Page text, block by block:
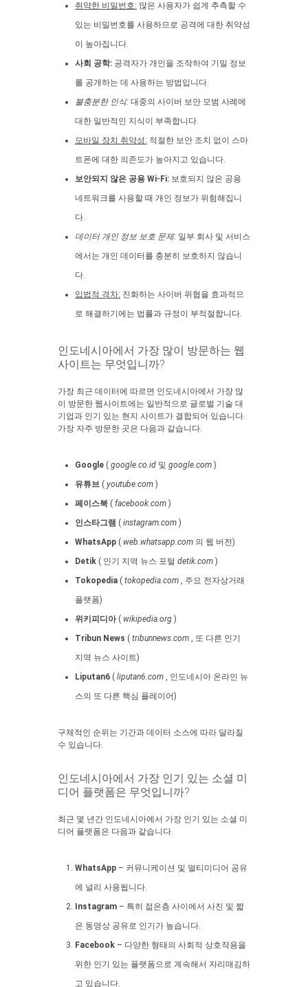
취약한 비밀번호: 많은 사용자가 쉽게 추측할 수
있는 비밀번호를 사용하므로 공격에 대한 취약성
이 높아집니다.
사회 공학: 공격자가 개인을 조작하여 기밀 정보
를 공개하는 데 사용하는 방법입니다.
불충분한 인식: 대중의 사이버 보안 모범 사례에
대한 일반적인 지식이 부족합니다.
모바일 장치 취약성: 적절한 보안 조치 없이 스마
트폰에 대한 의존도가 높아지고 있습니다.
보안되지 않은 공용 Wi-Fi: 보호되지 않은 공용
네트워크를 사용할 때 개인 정보가 위험해집니
다.
데이터 개인 정보 보호 문제: 일부 회사 및 서비스
에서는 개인 데이터를 충분히 보호하지 않습니
다.
입법적 격차: 진화하는 사이버 위협을 효과적으
로 해결하기에는 법률과 규정이 부적절합니다.
인도네시아에서 가장 많이 방문하는 웹
사이트는 무엇입니까?
가장 최근 데이터에 따르면 인도네시아에서 가장 많
이 방문한 웹사이트에는 일반적으로 글로벌 기술 대
기업과 인기 있는 현지 사이트가 결합되어 있습니다.
가장 자주 방문한 곳은 다음과 같습니다.
Google ( google.co.id 및 google.com )
유튜브 ( youtube.com )
페이스북 ( facebook.com )
인스타그램 ( instagram.com )
WhatsApp ( web.whatsapp.com 의 웹 버전)
Detik ( 인기 지역 뉴스 포털 detik.com )
Tokopedia ( tokopedia.com , 주요 전자상거래
플랫폼)
위키피디아( wikipedia.org )
Tribun News ( tribunnews.com , 또 다른 인기
지역 뉴스 사이트)
Liputan6 ( liputan6.com , 인도네시아 온라인 뉴
스의 또 다른 핵심 플레이어)
구체적인 순위는 기간과 데이터 소스에 따라 달라질
수 있습니다.
인도네시아에서 가장 인기 있는 소셜 미
디어 플랫폼은 무엇입니까?
최근 몇 년간 인도네시아에서 가장 인기 있는 소셜 미
디어 플랫폼은 다음과 같습니다.
WhatsApp – 커뮤니케이션 및 멀티미디어 공유
에 널리 사용됩니다.
Instagram – 특히 젊은층 사이에서 사진 및 짧
은 동영상 공유로 인기가 높습니다.
Facebook – 다양한 형태의 사회적 상호작용을
위한 인기 있는 플랫폼으로 계속해서 자리매김하
고 있습니다.